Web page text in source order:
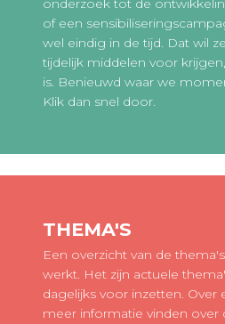
onderzoek tot de
of een
wel eindig in de tijd. Dat wil
tijdelijk middelen voor
is. Benieuwd waar we
Klik dan snel door.
THEMA'S
Een overzicht van de
werkt. Het zijn actuele
dagelijks voor inzetten. Over
meer informatie vinden over